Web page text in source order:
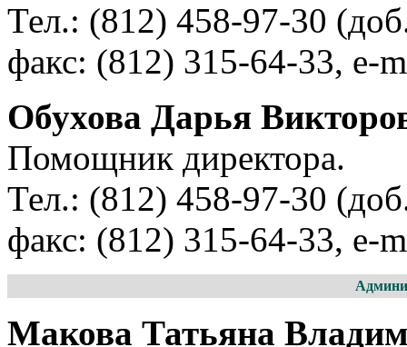
Тел.: (812) 458-97-30
факс: (812) 315-64-33, e-
Обухова Дарья
Помощник директора.
Тел.: (812) 458-97-30
факс: (812) 315-64-33, e-
Макова Татьяна